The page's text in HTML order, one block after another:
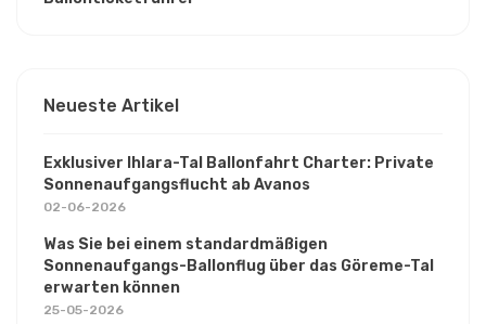
Neueste Artikel
Exklusiver Ihlara-Tal Ballonfahrt Charter: Private
Sonnenaufgangsflucht ab Avanos
02-06-2026
Was Sie bei einem standardmäßigen
Sonnenaufgangs-Ballonflug über das Göreme-Tal
erwarten können
25-05-2026